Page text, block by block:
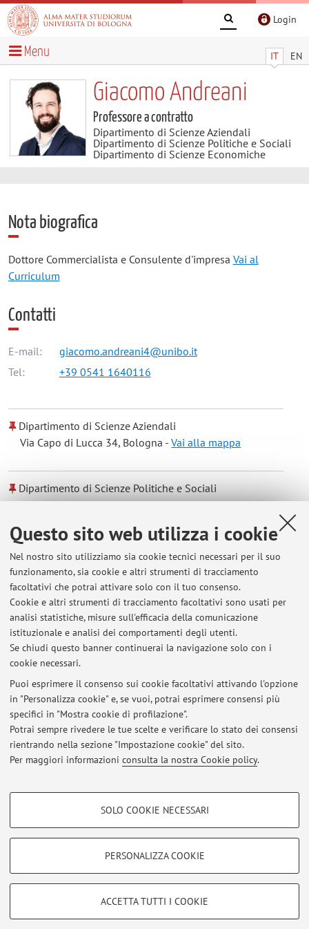
Questo sito web utilizza i cookie
Nel nostro sito utilizziamo sia cookie tecnici necessari per il suo
funzionamento, sia cookie e altri strumenti di tracciamento
facoltativi che potrai attivare solo con il tuo consenso.
Cookie e altri strumenti di tracciamento facoltativi sono usati per
analisi statistiche, misure sull'efficacia della comunicazione
istituzionale e analisi dei comportamenti degli utenti.
Se chiudi questo banner continuerai la navigazione solo con i
cookie necessari.
Puoi esprimere il consenso sui cookie facoltativi attivando l'opzione
in "Personalizza cookie" e, se vuoi, potrai esprimere consensi più
specifici in "Mostra cookie di profilazione".
Potrai sempre rivedere le tue scelte e verificare lo stato dei consensi
rientrando nella sezione "Impostazione cookie" del sito.
Per maggiori informazioni consulta la nostra Cookie policy.
COOKIE DI PROFILAZIONE - FACOLTATIVI
COOKIE TECNICI - NECESSARI
Si tratta di cookie tecnici utilizzati, a titolo esemplificativo, per il corretto
SOLO COOKIE NECESSARI
PERSONALIZZA COOKIE
ACCETTA TUTTI I COOKIE
Login
IT EN
Menu
Giacomo Andreani
Professore a contratto
Dipartimento di Scienze Aziendali
Dipartimento di Scienze Politiche e Sociali
Dipartimento di Scienze Economiche
Nota biografica
Dottore Commercialista e Consulente d'impresa Vai al
Curriculum
Contatti
E-mail:
giacomo.andreani4@unibo.it
Tel:
+39 0541 1640116
Dipartimento di Scienze Aziendali
Via Capo di Lucca 34, Bologna -Vai alla mappa
Dipartimento di Scienze Politiche e Sociali
Strada Maggiore 45, Bologna -Vai alla mappa
Dipartimento di Scienze Economiche
Piazza Scaravilli 2, Bologna -
Vai alla mappa
Orario di ricevimento
Su appuntamento, in videoconferenza.
Ultimi avvisi
Al momento non sono presenti avvisi.
Area riservata
Accedi tramiteloginper gestire tutti i contenuti del sito.
Zamboni, 33 - 40126 Bologna - Partita IVA: 01131710376